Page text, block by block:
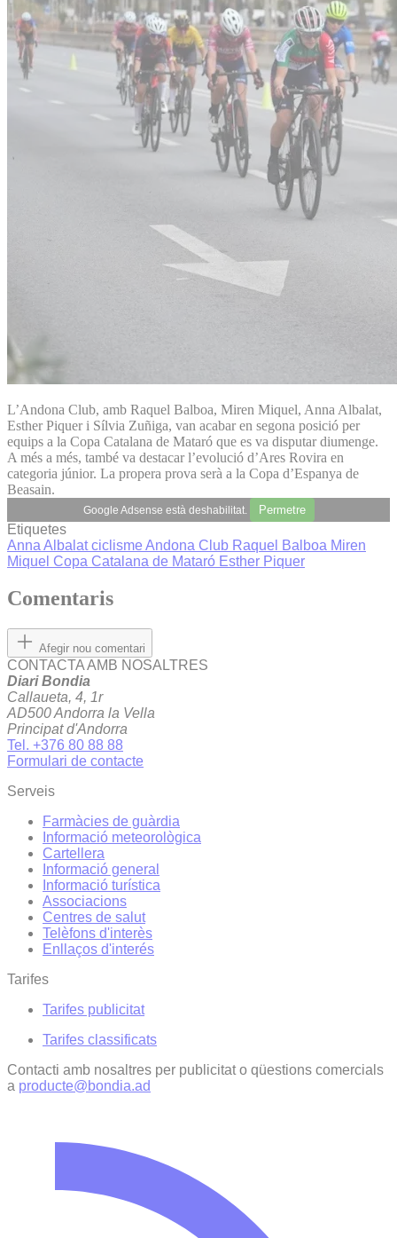
L’Andona Club, amb Raquel Balboa, Miren Miquel, Anna Albalat,
Esther Piquer i Sílvia Zuñiga, van acabar en segona posició per
equips a la Copa Catalana de Mataró que es va disputar diumenge.
A més a més, també va destacar l’evolució d’Ares Rovira en
categoria júnior. La propera prova serà a la Copa d’Espanya de
Beasain.
Google Adsense està deshabilitat. Permetre
Etiquetes
Anna Albalatciclisme Andona Club Raquel Balboa Miren
Miquel Copa Catalana de Mataró Esther Piquer
Comentaris
Afegir nou comentari
CONTACTA AMB NOSALTRES
Diari Bondia
Callaueta, 4, 1r
AD500 Andorra la Vella
Principat d'Andorra
Tel. +376 80 88 88
Formulari de contacte
Serveis
Farmàcies de guàrdia
Informació meteorològica
Cartellera
Informació general
Informació turística
Associacions
Centres de salut
Telèfons d'interès
Enllaços d'interés
Tarifes
Tarifes publicitat
Tarifes classificats
Contacti amb nosaltres per publicitat o qüestions comercials
a producte@bondia.ad